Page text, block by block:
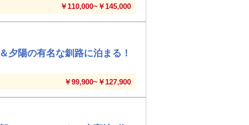
￥110,000~￥145,000
夕陽の有名な釧路に泊まる！
￥99,900~￥127,900